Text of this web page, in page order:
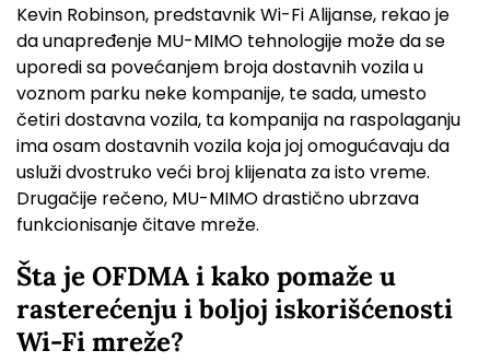
Kevin Robinson, predstavnik Wi-Fi Alijanse, rekao je
da unapređenje MU-MIMO tehnologije može da se
uporedi sa povećanjem broja dostavnih vozila u
voznom parku neke kompanije, te sada, umesto
četiri dostavna vozila, ta kompanija na raspolaganju
ima osam dostavnih vozila koja joj omogućavaju da
usluži dvostruko veći broj klijenata za isto vreme.
Drugačije rečeno, MU-MIMO drastično ubrzava
funkcionisanje čitave mreže.
Šta je OFDMA i kako pomaže u
rasterećenju i boljoj iskorišćenosti
Wi-Fi mreže?